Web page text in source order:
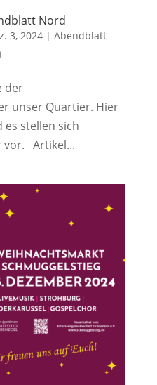
Nord
3, 2024| Abendblatt
der
unser Quartier. Hier
es stellen sich
vor. Artikel...